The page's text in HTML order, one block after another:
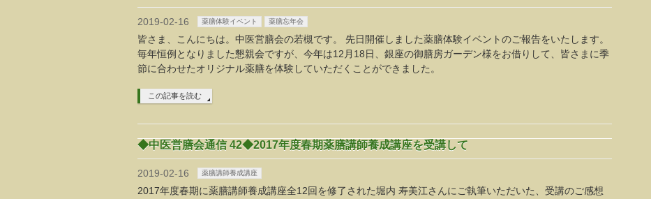
2019-02-16 薬膳体験イベント 薬膳忘年会
皆さま、こんにちは。中医営膳会の若槻です。 先日開催しました薬膳体験イベントのご報告をいたします。
毎年恒例となりました懇親会ですが、今年は12月18日、銀座の御膳房ガーデン様をお借りして、皆さまに季
節に合わせたオリジナル薬膳を体験していただくことができました。
この記事を読む
◆中医営膳会通信 42◆2017年度春期薬膳講師養成講座を受講して
2019-02-16 薬膳講師養成講座
2017年度春期に薬膳講師養成講座全12回を修了された堀内 寿美江さんにご執筆いただいた、受講のご感想